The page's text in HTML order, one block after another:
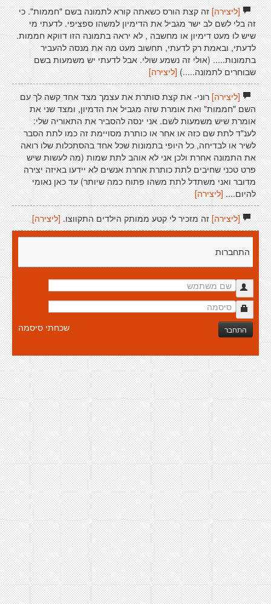
[ליצירה]זה קצת הורס כשאתה קורא לתמונה בשם "חממות". כי
זה בלי לשם לב ישר מגביל את הדימיון למשהו ספציפי. לדעתי מי
שיש לו מעט דימיון או מחשבה , לא יראה בתמונה הזו דווקא חממות.
לדעתי, ובאמת רק לדעתי, תחשוב מעט מה את מנסה להעביר
בתמונות..... (אולי זה נשמע שולי. אבל לדעתי יש משמעות בשם
שבוחרים לתמונה.....) [ליצירה]
[ליצירה]רוני- את קצת סותרת את עצמך מצד אחד קשה לך עם
השם "חממות" ואת אומרת שזה מגביל את הדמיון, ומצד שני את
אומרת שיש משמעות לשם. אני ינסה להסביר את התאוריה שלי:
לענ"ד לתת שם כזה או אחר או כותרת מסויימת זה כמו לתת הסבר
לשיר או לבדיחה, כל היופי בתמונות שכל אחד בהסתכלות שלו רואה
את התמונה אחרת ולכן אני לא אוהב לתת שמות (מה לעשות שיש
פרט טכני שחיבים לתת כותרת אחרת אנשים לא יידעו באיזה יצירה
מדובר ואני משתדל לתת משהו פתוח כמה שיותר) עד כאן נאומי
להיום.... [ליצירה]
[ליצירה]זה מזכיר לי קטע ממותק הילדים התקווצו. [ליצירה]
התחברות
התחבר שכחתי סיסמה